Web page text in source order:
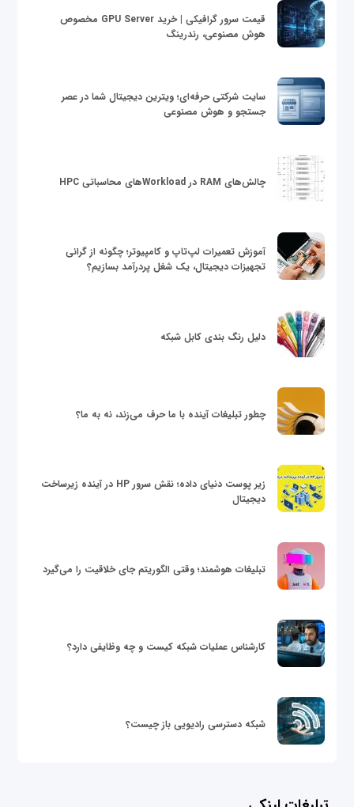
قیمت سرور گرافیکی | خرید GPU Server مخصوص
هوش مصنوعی، رندرینگ
سایت شرکتی حرفه‌ای؛ ویترین دیجیتال شما در عصر
جستجو و هوش مصنوعی
چالش‌های RAM در Workloadهای محاسباتی HPC
آموزش تعمیرات لپ‌تاپ و کامپیوتر؛ چگونه از گرانی
تجهیزات دیجیتال، یک شغل پردرآمد بسازیم؟
دلیل رنگ بندی کابل شبکه
چطور تبلیغات آینده با ما حرف می‌زند، نه به ما؟
زیر پوست دنیای داده؛ نقش سرور HP در آینده زیرساخت
دیجیتال
تبلیغات هوشمند؛ وقتی الگوریتم جای خلاقیت را می‌گیرد
کارشناس عملیات شبکه کیست و چه وظایفی دارد؟
شبکه دسترسی رادیویی باز چیست؟